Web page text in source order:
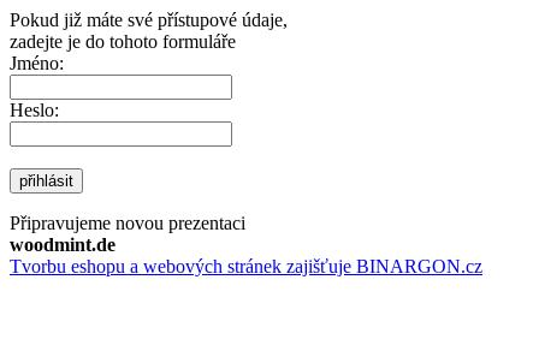
Pokud již máte své přístupové údaje,
zadejte je do tohoto formuláře
Jméno:
Heslo:
přihlásit
Připravujeme novou prezentaci
woodmint.de
Tvorbu eshopu a webových stránek zajišťuje BINARGON.cz